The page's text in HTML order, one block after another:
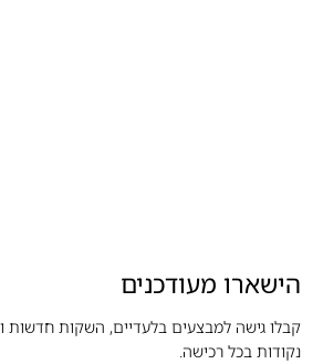
הישארו מעודכנים
קבלו גישה למבצעים בלעדיים, השקות חדשות
נקודות בכל רכישה.